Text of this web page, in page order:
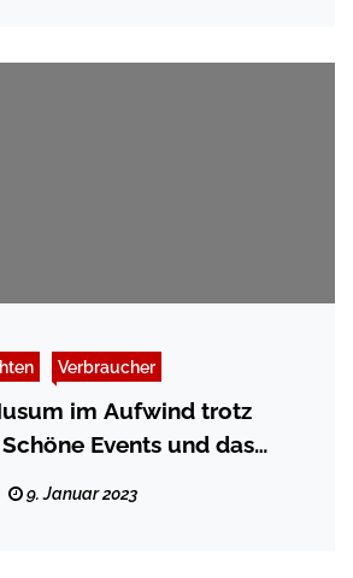
Verbraucher
im Aufwind trotz
Events und das
9. Januar 2023